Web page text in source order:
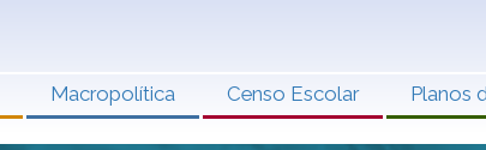
Macropolítica Censo Escolar Planos